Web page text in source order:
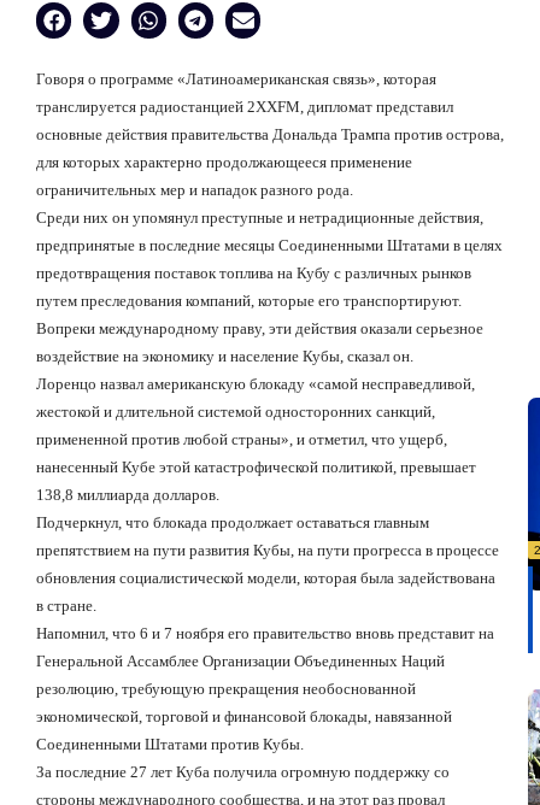
Говоря о программе «Латиноамериканская связь», которая
транслируется радиостанцией 2XXFM , дипломат представил
основные действия правительства Дональда Трампа против острова,
для которых характерно продолжающееся применение
ограничительных мер и нападок разного рода.
Среди них он упомянул преступные и нетрадиционные действия,
предпринятые в последние месяцы Соединенными Штатами в целях
предотвращения поставок топлива на Кубу с различных рынков
путем преследования компаний, которые его транспортируют.
Вопреки международному праву, эти действия оказали серьезное
воздействие на экономику и население Кубы, сказал он.
Лоренцо назвал американскую блокаду «самой несправедливой,
жестокой и длительной системой односторонних санкций,
примененной против любой страны», и отметил, что ущерб,
нанесенный Кубе этой катастрофической политикой, превышает
138,8 миллиарда долларов.
Подчеркнул, что блокада продолжает оставаться главным
препятствием на пути развития Кубы, на пути прогресса в процессе
обновления социалистической модели, которая была задействована
в стране.
Напомнил, что 6 и 7 ноября его правительство вновь представит на
Генеральной Ассамблее Организации Объединенных Наций
резолюцию, требующую прекращения необоснованной
экономической, торговой и финансовой блокады, навязанной
Соединенными Штатами против Кубы.
За последние 27 лет Куба получила огромную поддержку со
стороны международного сообщества, и на этот раз провал